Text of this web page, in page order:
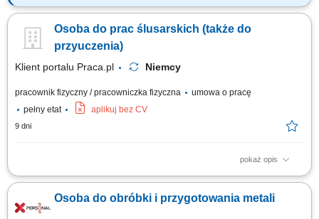
Zakres obowiązków: montaż i demontaż rurociągów oraz instalacji
oraz naprawa maszyn i urządzeń; wykonywanie drobnych modyfikacji
instalacji; montaż armatury, zaworów i elementów instalacji; prace
Osoba do prac ślusarskich (także do
przyuczenia)
Klient portalu Praca.pl Niemcy
pracownik fizyczny / pracowniczka fizyczna
umowa o pracę
pełny etat
aplikuj bez CV
9 dni
pokaż opis
Montaż i wykańczanie wyposażenia kontenerów na ciągniki siodłowe.
Osoba do obróbki i przygotowania metali